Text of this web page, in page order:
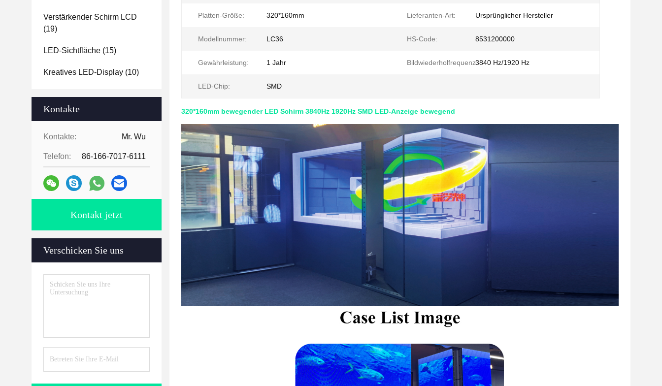
Verstärkender Schirm LCD
(19)
LED-Sichtfläche (15)
Kreatives LED-Display (10)
Kontakte
Kontakte: Mr. Wu
Telefon: 86-166-7017-6111
Kontakt jetzt
Verschicken Sie uns
Platten-Größe: 320*160mm Lieferanten-Art: Ursprünglicher Hersteller
Modellnummer: LC36 HS-Code: 8531200000
Gewährleistung: 1 Jahr Bildwiederholfrequenz:3840 Hz/1920 Hz
LED-Chip: SMD
320*160mm bewegender LED Schirm 3840Hz 1920Hz SMD LED-Anzeige bewegend